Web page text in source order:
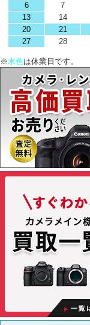
6
7
13
14
20
21
27
28
※水色は休業日です。